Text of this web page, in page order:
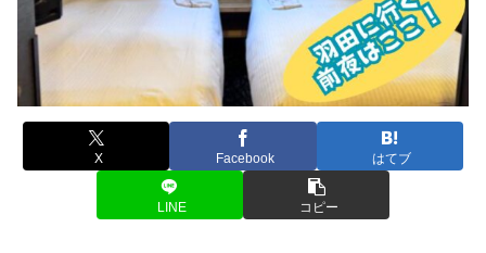
X Facebook はてブ
LINE コピー